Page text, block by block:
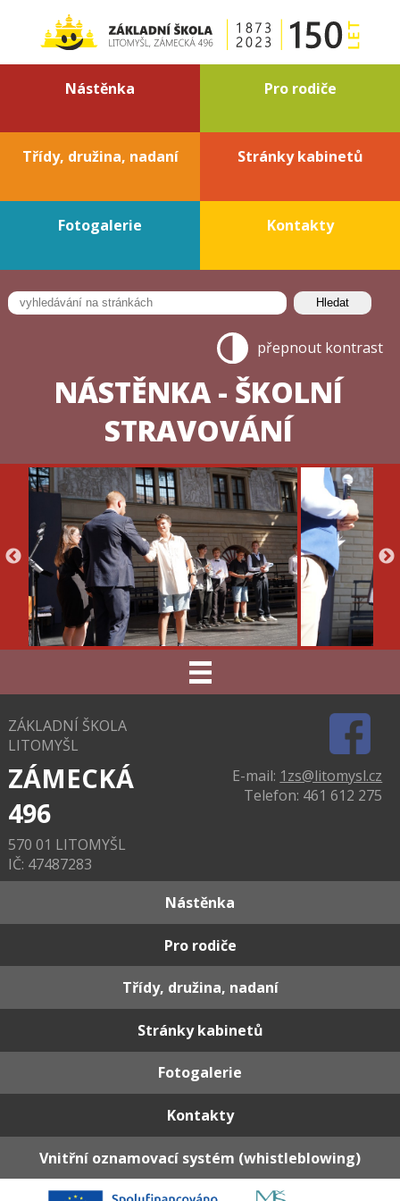
Nástěnka Pro rodiče
Třídy, družina, nadaní Stránky kabinetů
Fotogalerie Kontakty
přepnout kontrast
NÁSTĚNKA - ŠKOLNÍ
STRAVOVÁNÍ
ZÁKLADNÍ ŠKOLA
LITOMYŠL
ZÁMECKÁ
496
570 01 LITOMYŠL
IČ: 47487283
E-mail: 1zs@litomysl.cz
Telefon: 461 612 275
Nástěnka
Pro rodiče
Třídy, družina, nadaní
Stránky kabinetů
Fotogalerie
Kontakty
Vnitřní oznamovací systém (whistleblowing)